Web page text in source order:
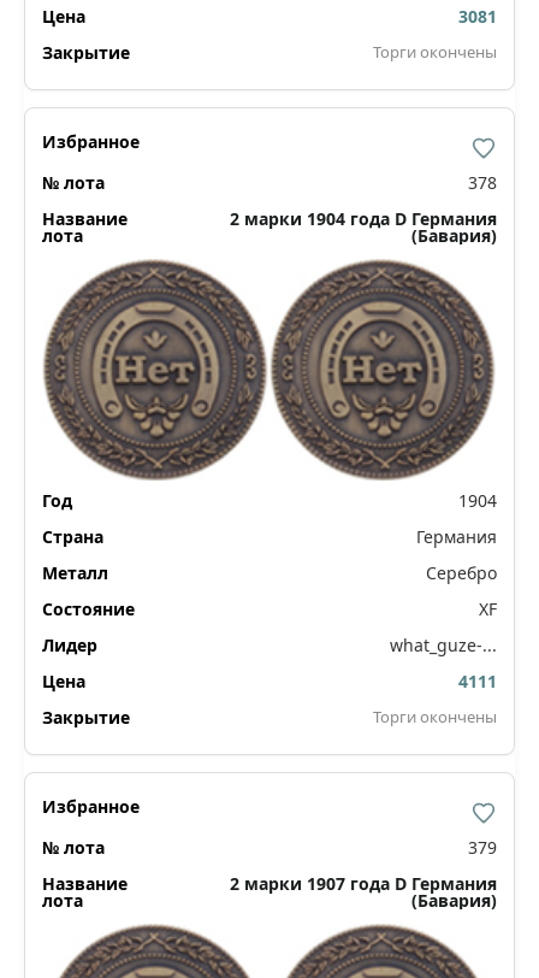
3081
Торги окончены
378
2 марки 1904 года D Германия
(Бавария)
1904
Германия
Серебро
XF
what_guze-...
4111
Торги окончены
379
2 марки 1907 года D Германия
(Бавария)